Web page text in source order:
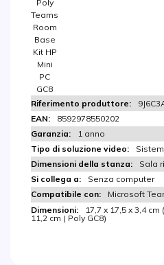
Poly
Teams
Room
Base
Kit HP
Mini
PC
GC8
8592978550202
1 anno
Sala
Senza computer
Microsoft
17,7 x 17,5 x 3,4 cm
11,2 cm ( Poly GC8)